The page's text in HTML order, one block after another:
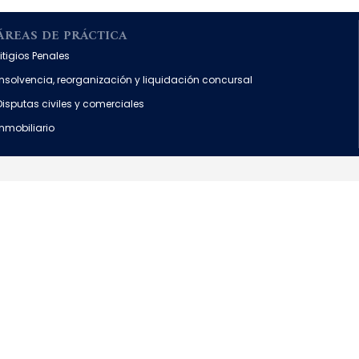
DE PRÁCTICA
Penales
reorganización y liquidación concursal
civiles y comerciales